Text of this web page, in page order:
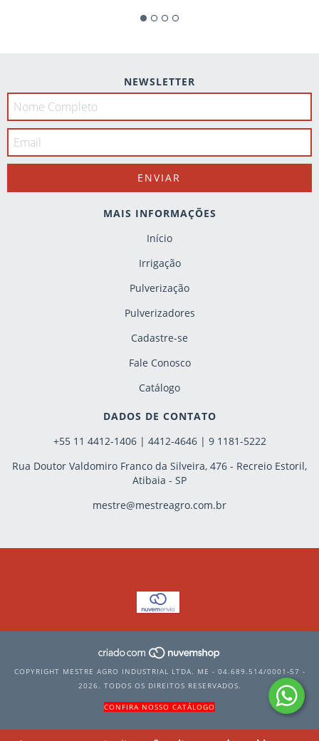
NEWSLETTER
MAIS INFORMAÇÕES
Início
Irrigação
Pulverização
Pulverizadores
Cadastre-se
Fale Conosco
Catálogo
DADOS DE CONTATO
+55 11 4412-1406 | 4412-4646 | 9 1181-5222
Rua Doutor Valdomiro Franco da Silveira, 476 - Recreio Estoril,
Atibaia - SP
mestre@mestreagro.com.br
COPYRIGHT MESTRE AGRO INDUSTRIAL LTDA. ME - 04.689.514/0001-57 -
2026. TODOS OS DIREITOS RESERVADOS.
CONFIRA NOSSO CATÁLOGO